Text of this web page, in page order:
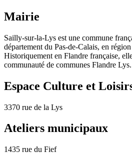
Mairie
Sailly-sur-la-Lys est une commune
département du Pas-de-Calais, en
Historiquement en Flandre française,
communauté de communes Flandre
Espace Culture et
3370 rue de la Lys
Ateliers municipaux
1435 rue du Fief